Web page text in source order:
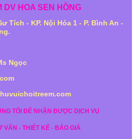
DV HOA SEN HỒNG
Tích - KP. Nội Hóa 1 - P. Bình An -
Ngọc
TÔI ĐỂ NHẬN ĐƯỢC DỊCH VỤ
VẤN - THIẾT KẾ - BÁO GIÁ